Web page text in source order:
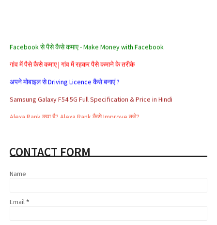
Share Market क्या है | Share Market से पैसे कैसे कमाए
CONTACT FORM
Name
Email*